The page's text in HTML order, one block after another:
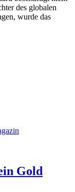
des globalen
wurde das
Gold